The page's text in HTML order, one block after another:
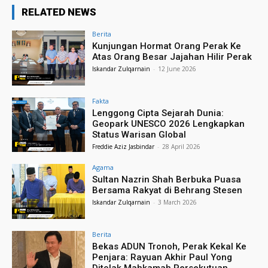
RELATED NEWS
Berita
Kunjungan Hormat Orang Perak Ke
Atas Orang Besar Jajahan Hilir Perak
Iskandar Zulqarnain - 12 June 2026
Fakta
Lenggong Cipta Sejarah Dunia:
Geopark UNESCO 2026 Lengkapkan
Status Warisan Global
Freddie Aziz Jasbindar - 28 April 2026
Agama
Sultan Nazrin Shah Berbuka Puasa
Bersama Rakyat di Behrang Stesen
Iskandar Zulqarnain - 3 March 2026
Berita
Bekas ADUN Tronoh, Perak Kekal Ke
Penjara: Rayuan Akhir Paul Yong